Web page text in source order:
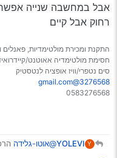
והאם יש חשש
מחר?
אבל במחשבה שנייה
רחוק אבל קיים
התקנת ומכירת מולטימדיות, פאנלים
חסימת מולטימדיה אאוטנט/
סים נטפרי/וויז אופציה לנטסטיק
3276568@gmail.com
0583276568
Y
YOLEVI@אוטו-גלידה